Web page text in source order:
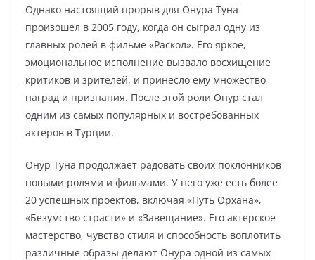
Однако настоящий прорыв для Онура Туна
произошел в 2005 году, когда он сыграл одну из
главных ролей в фильме «Раскол». Его яркое,
эмоциональное исполнение вызвало восхищение
критиков и зрителей, и принесло ему множество
наград и признания. После этой роли Онур стал
одним из самых популярных и востребованных
актеров в Турции.
Онур Туна продолжает радовать своих поклонников
новыми ролями и фильмами. У него уже есть более
20 успешных проектов, включая «Путь Орхана»,
«Безумство страсти» и «Завещание». Его актерское
мастерство, чувство стиля и способность воплотить
различные образы делают Онура одной из самых